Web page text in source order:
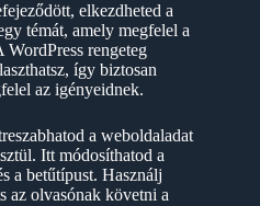
elkezdheted a
témát, amely megfelel a
rengeteg
így biztosan
az igényeidnek.
a weboldaladat
Itt módosíthatod a
a betűtípust. Használj
az olvasónak követni a